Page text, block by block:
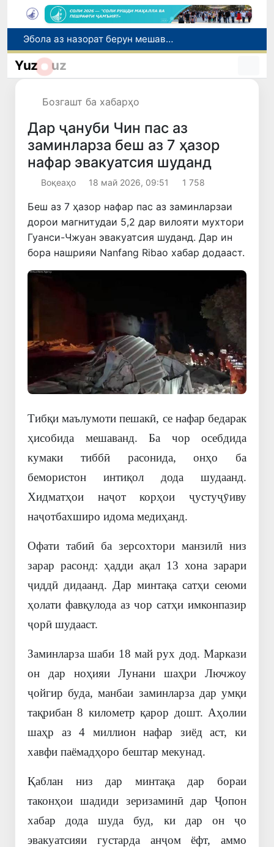
Дар моҳи июл дар Ӯзбекистон нархи маҳсулоти озуқаворӣ коҳиш ёфт, аммо баъзе молу хидматрасониҳо гарон шуданд
Дар Сенат тадбирҳои беҳтар намудани мавқеи Ӯзбекистон дар рейтингҳо ва индексҳои байналмилалӣ баррасӣ шуданд
Yuz uz
Бозгашт ба хабарҳо
Дар ҷануби Чин пас аз
заминларза беш аз 7 ҳазор
нафар эвакуатсия шуданд
Воқеаҳо 18 май 2026, 09:51 1 758
Беш аз 7 ҳазор нафар пас аз заминларзаи
дорои магнитудаи 5,2 дар вилояти мухтори
Гуанси-Чжуан эвакуатсия шуданд. Дар ин
бора нашрияи Nanfang Ribao хабар додааст.
Тибқи маълумоти пешакӣ, се нафар бедарак
ҳисобида мешаванд. Ба чор осебдида
кумаки тиббӣ расонида, онҳо ба
бемористон интиқол дода шудаанд.
Хидматҳои наҷот корҳои ҷустуҷӯиву
наҷотбахширо идома медиҳанд.
Офати табиӣ ба зерсохтори манзилӣ низ
зарар расонд: ҳадди ақал 13 хона зарари
ҷиддӣ дидаанд. Дар минтақа сатҳи сеюми
ҳолати фавқулода аз чор сатҳи имконпазир
ҷорӣ шудааст.
Заминларза шаби 18 май рух дод. Маркази
он дар ноҳияиЛунани шаҳриЛючжоу
ҷойгир буда, манбаи заминларза дар умқи
тақрибан 8 километр қарор дошт. Аҳолии
шаҳр аз 4 миллион нафар зиёд аст, ки
хавфи паёмадҳоро бештар мекунад.
Қаблан низ дар минтақа дар бораи
таконҳои шадиди зеризаминӣ дар Ҷопон
хабар дода шуда буд, ки дар он ҷо
эвакуатсияи густарда анҷом ёфт, аммо